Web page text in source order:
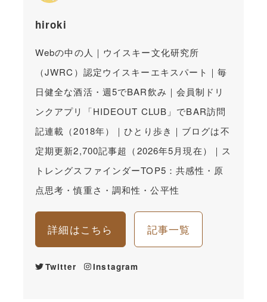
hiroki
Webの中の人｜ウイスキー文化研究所
（JWRC）認定ウイスキーエキスパート｜毎
日健全な酒活・週5でBAR飲み｜会員制ドリ
ンクアプリ「HIDEOUT CLUB」でBAR訪問
記連載（2018年）｜ひとり歩き｜ブログは不
定期更新2,700記事超（2026年5月現在）｜ス
トレングスファインダーTOP5：共感性・原
点思考・慎重さ・調和性・公平性
詳細はこちら 記事一覧
Twitter Instagram